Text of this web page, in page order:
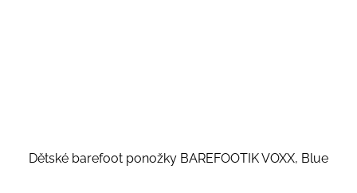
Dětské barefoot ponožky BAREFOOTIK VOXX, Blue